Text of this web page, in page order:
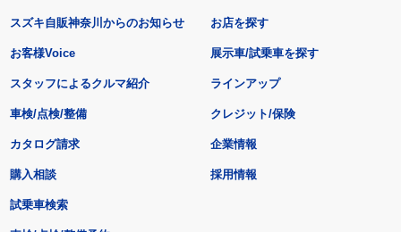
スズキ自販神奈川からのお知らせ
お客様Voice
スタッフによるクルマ紹介
お店を探す
展示車/試乗車を探す
ラインアップ
車検/点検/整備 クレジット/保険
カタログ請求
購入相談
試乗車検索
企業情報
採用情報